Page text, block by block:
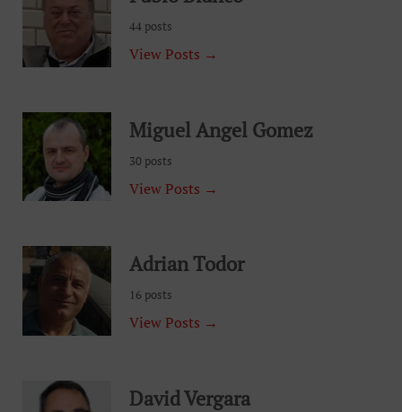
44 posts
View Posts →
Miguel Angel Gomez
30 posts
View Posts →
Adrian Todor
16 posts
View Posts →
David Vergara